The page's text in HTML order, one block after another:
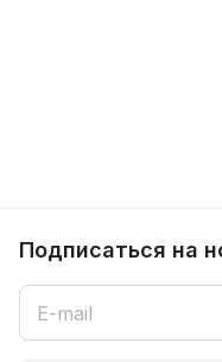
Подписаться на